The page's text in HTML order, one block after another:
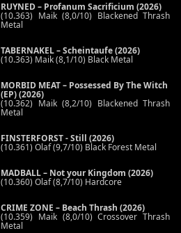
RUYNED – Profanum Sacrificium (2026)
(10.363) Maik (8,0/10) Blackened Thrash
Metal
TABERNAKEL – Scheintaufe (2026)
(10.363) Maik (8,1/10) Black Metal
MORBID MEAT – Possessed By The Witch
(EP) (2026)
(10.362) Maik (8,2/10) Blackened Thrash
Metal
FINSTERFORST - Still (2026)
(10.361) Olaf (9,7/10) Black Forest Metal
MADBALL – Not your Kingdom (2026)
(10.360) Olaf (8,7/10) Hardcore
CRIME ZONE – Beach Thrash (2026)
(10.359) Maik (8,0/10) Crossover Thrash
Metal